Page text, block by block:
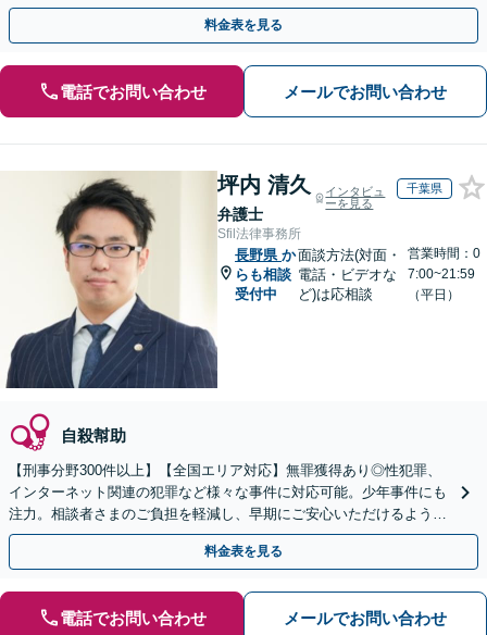
動を行います。
料金表を見る
電話でお問い合わせ メールでお問い合わせ
坪内 清久
弁護士
インタビュ
ーを見る
千葉県
Sfil法律事務所
長野県 か
らも相談
受付中
面談方法(対面・
電話・ビデオな
ど)は応相談
営業時間：0
7:00~21:59
（平日）
自殺幇助
【刑事分野300件以上】【全国エリア対応】無罪獲得あり◎性犯罪、
インターネット関連の犯罪など様々な事件に対応可能。少年事件にも
注力。相談者さまのご負担を軽減し、早期にご安心いただけるよう尽
力します【遠方のご依頼可】【裁判員裁判の経験あり】
料金表を見る
電話でお問い合わせ メールでお問い合わせ